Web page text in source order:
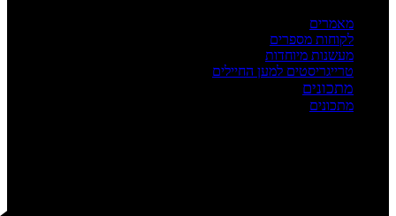
מאמרים
לקוחות מספרים
מעשנות מיוחדות
טרייגריסטים למען החיילים
מתכונים
מתכונים